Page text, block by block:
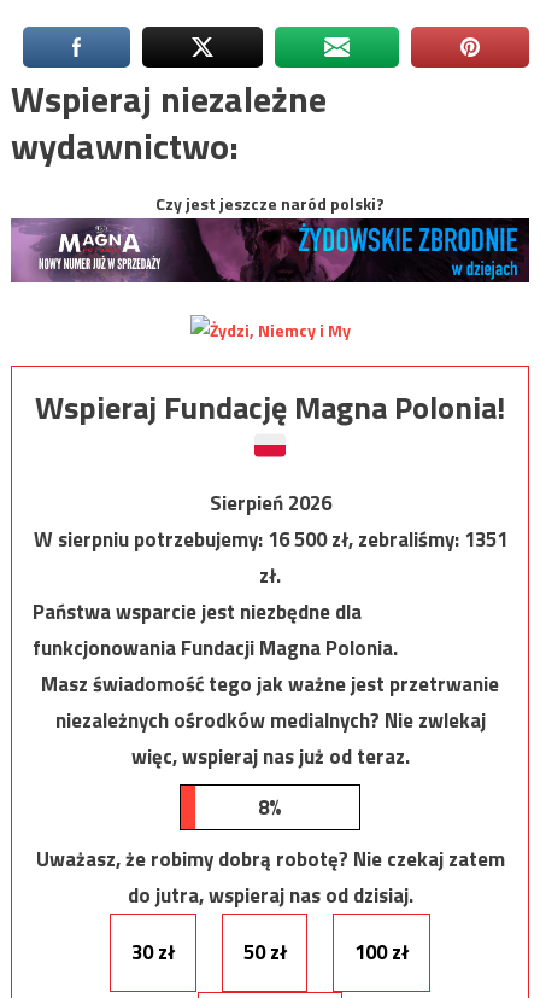
Wspieraj niezależne
wydawnictwo:
Czy jest jeszcze naród polski?
Wspieraj Fundację Magna Polonia!
Sierpień 2026
W sierpniu potrzebujemy:16 500zł, zebraliśmy:1351
zł.
Państwa wsparcie jest niezbędne dla
funkcjonowania Fundacji Magna Polonia.
Masz świadomość tego jak ważne jest przetrwanie
niezależnych ośrodków medialnych? Nie zwlekaj
więc, wspieraj nas już od teraz.
8%
Uważasz, że robimy dobrą robotę? Nie czekaj zatem
do jutra, wspieraj nas od dzisiaj.
30 zł
50 zł 100 zł